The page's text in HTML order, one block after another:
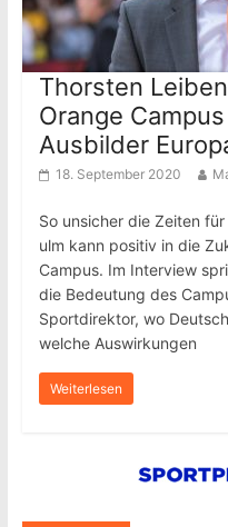
Thorsten
Orange
Ausbilder
18. September 2020
So unsicher die Zeiten
ulm kann positiv in die
Campus. Im Interview
die Bedeutung des
Sportdirektor, wo
welche Auswirkungen
Weiterlesen